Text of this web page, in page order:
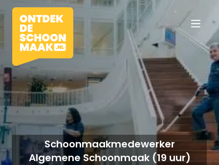
Schoonmaakmedewerker
Algemene Schoonmaak (19 uur)
Vacatures
Beroepen
Werkomgevingen